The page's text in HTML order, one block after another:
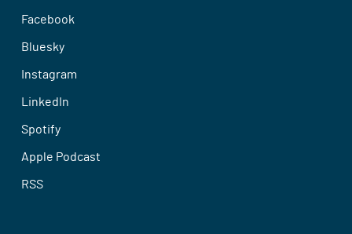
Facebook
Bluesky
Instagram
LinkedIn
Spotify
Apple Podcast
RSS